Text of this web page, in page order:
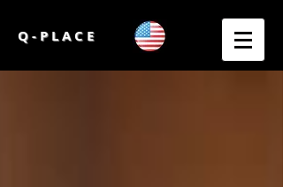
Q - P L A C E